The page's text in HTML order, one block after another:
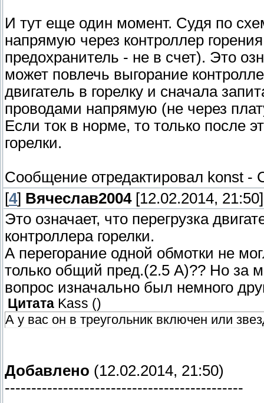
И тут еще один момент. Судя по
напрямую через контроллер
предохранитель - не в счет). Это
может повлечь выгорание
двигатель в горелку и сначала
проводами напрямую (не через
Если ток в норме, то только после
горелки.
Сообщение отредактировал konst -
[4] Вячеслав2004[12.02.2014, 21:50]
Это означает, что перегрузка
контроллера горелки.
А перегорание одной обмотки не
только общий пред.(2.5 А)?? Но за
вопрос изначально был немного
Цитата Kass ()
А у вас он в треугольник включен или
Добавлено (12.02.2014, 21:50)
---------------------------------------------